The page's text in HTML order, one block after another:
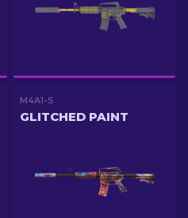
M4A1-S
GLITCHED PAINT